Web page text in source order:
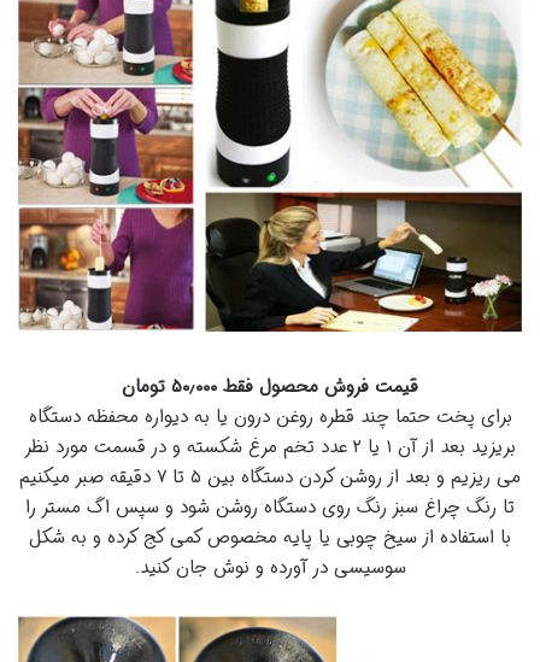
قیمت فروش محصول فقط ۵۰٫۰۰۰ تومان
برای پخت حتما چند قطره روغن درون یا به دیواره محفظه دستگاه
بریزید بعد از آن ۱ یا ۲ عدد تخم مرغ شکسته و در قسمت مورد نظر
می ریزیم و بعد از روشن کردن دستگاه بین ۵ تا ۷ دقیقه صبر میکنیم
تا رنگ چراغ سبز رنگ روی دستگاه روشن شود و سپس اگ مستر را
با استفاده از سیخ چوبی یا پایه مخصوص کمی کج کرده و به شکل
سوسیسی در آورده و نوش جان کنید.